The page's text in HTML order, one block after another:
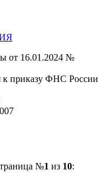
от 16.01.2024 №
к приказу ФНС России
№1 из 10: